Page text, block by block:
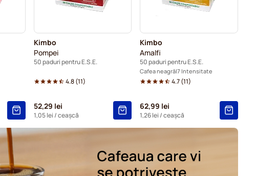
Kimbo
Pompei
50 paduri pentru E.S.E.
4.8(11)
52,29 lei
1,05 lei / ceașcă
Kimbo
Amalfi
50 paduri pentru E.S.E.
Cafea neagră 7 Intensitate
4.7(11)
62,99 lei
1,26 lei / ceașcă